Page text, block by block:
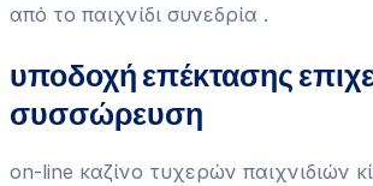
από το παιχνίδι συνεδρία .
υποδοχή επέκτασης
συσσώρευση
on-line καζίνο τυχερών παιχνιδιών